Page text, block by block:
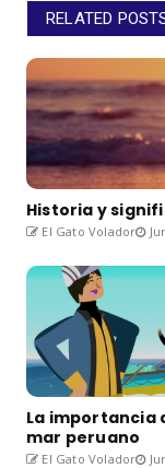
RELATED
Historia y
El Gato Volador
La importancia
mar peruano
El Gato Volador